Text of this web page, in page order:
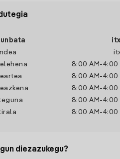
8:00 AM -4:00
8:00 AM -4:00
8:00 AM -4:00
8:00 AM -4:00
8:00 AM -4:00
diezazukegu?